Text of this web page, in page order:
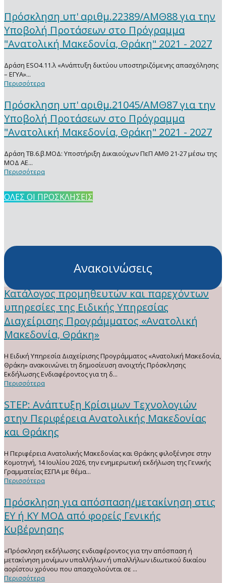
Πρόσκληση υπ' αριθμ.22389/ΑΜΘ88 για την
Υποβολή Προτάσεων στο Πρόγραμμα
"Ανατολική Μακεδονία, Θράκη" 2021 - 2027
Δράση ESO4.11.λ «Ανάπτυξη δικτύου υποστηριζόμενης απασχόλησης
– ΕΓΥΑ»...
Περισσότερα
Πρόσκληση υπ' αριθμ.21045/ΑΜΘ87 για την
Υποβολή Προτάσεων στο Πρόγραμμα
"Ανατολική Μακεδονία, Θράκη" 2021 - 2027
Δράση ΤΒ.6.β.ΜΟΔ: Υποστήριξη Δικαιούχων ΠεΠ ΑΜΘ 21-27 μέσω της
ΜΟΔ ΑΕ...
Περισσότερα
ΟΛΕΣ ΟΙ ΠΡΟΣΚΛΗΣΕΙΣ
Ανακοινώσεις
Κατάλογος προμηθευτών και παρεχόντων
υπηρεσίες της Ειδικής Υπηρεσίας
Διαχείρισης Προγράμματος «Ανατολική
Μακεδονία, Θράκη»
H Ειδική Υπηρεσία Διαχείρισης Προγράμματος «Ανατολική Μακεδονία,
Θράκη» ανακοινώνει τη δημοσίευση ανοιχτής Πρόσκλησης
Εκδήλωσης Ενδιαφέροντος για τη δ...
Περισσότερα
STEP: Ανάπτυξη Κρίσιμων Τεχνολογιών
στην Περιφέρεια Ανατολικής Μακεδονίας
και Θράκης
Η Περιφέρεια Ανατολικής Μακεδονίας και Θράκης φιλοξένησε στην
Κομοτηνή, 14 Ιουλίου 2026, την ενημερωτική εκδήλωση της Γενικής
Γραμματείας ΕΣΠΑ με θέμα...
Περισσότερα
Πρόσκληση για απόσπαση/μετακίνηση στις
ΕΥ ή ΚΥ ΜΟΔ από φορείς Γενικής
Κυβέρνησης
«Πρόσκληση εκδήλωσης ενδιαφέροντος για την απόσπαση ή
μετακίνηση μονίμων υπαλλήλων ή υπαλλήλων ιδιωτικού δικαίου
αορίστου χρόνου που απασχολούνται σε ...
Περισσότερα